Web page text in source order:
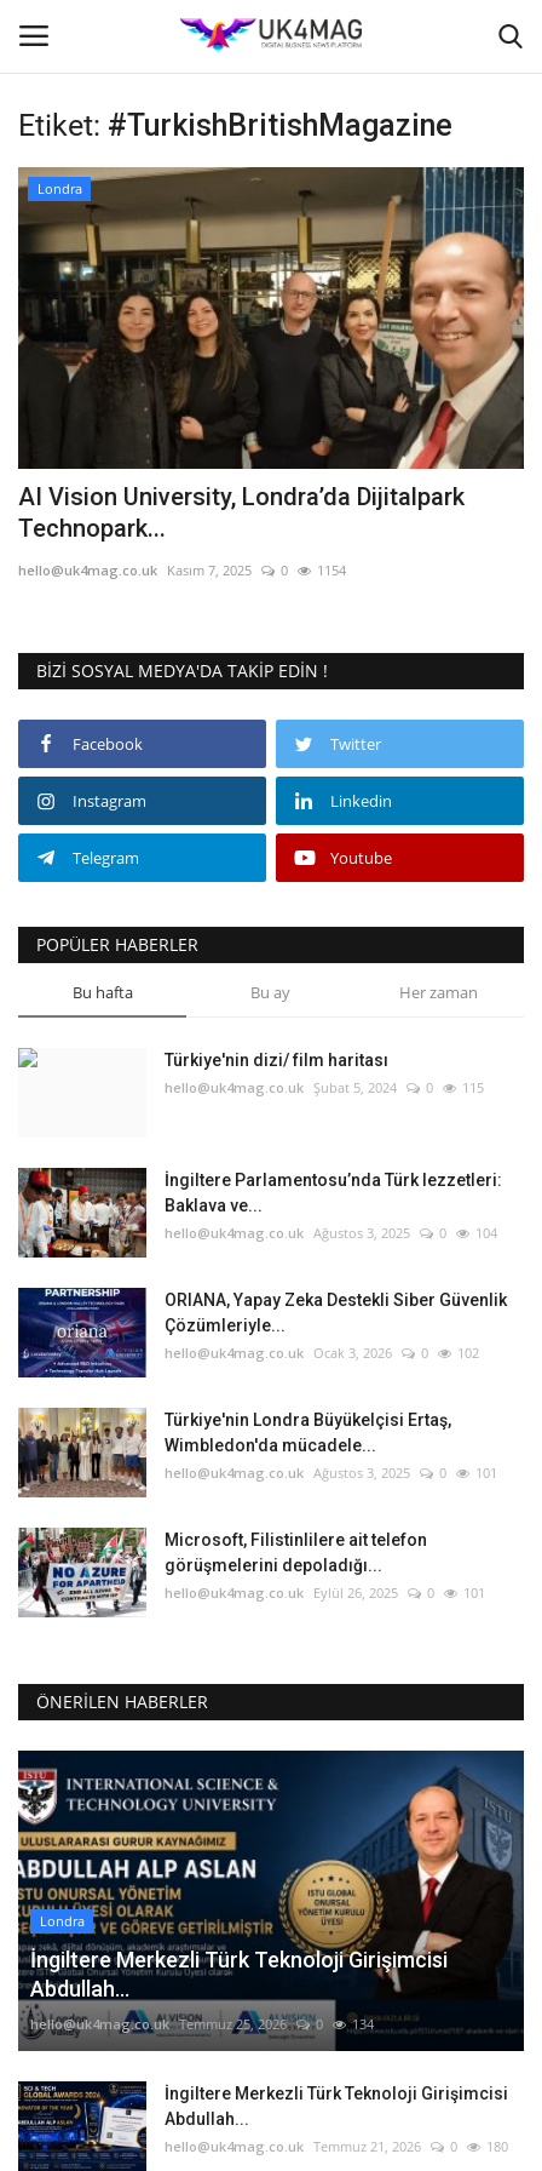
Giriş yapmak Kayıt ol
Ana Sayfa
İş Platformu
TVNET
İş İlanları
Seri İlanlar
İngiltere
İş & Ekonomi
Pazaryeri
Firma Rehberi
Restoranlar
Teknoloji
Hakkımızda
Galeri
Dilim
English Turkish
Etiket: #TurkishBritishMagazine
Londra
AI Vision University, Londra’da Dijitalpark
Technopark...
hello@uk4mag.co.uk Kasım 7, 2025 0 1154
BIZI SOSYAL MEDYA'DA TAKIP EDIN !
Facebook Twitter
Instagram Linkedin
Telegram Youtube
POPÜLER HABERLER
Bu hafta Bu ay Her zaman
Türkiye'nin dizi/ film haritası
hello@uk4mag.co.uk Şubat 5, 2024 0 115
İngiltere Parlamentosu’nda Türk lezzetleri:
Baklava ve...
hello@uk4mag.co.uk Ağustos 3, 2025 0 104
ORIANA, Yapay Zeka Destekli Siber Güvenlik
Çözümleriyle...
hello@uk4mag.co.uk Ocak 3, 2026 0 102
Türkiye'nin Londra Büyükelçisi Ertaş,
Wimbledon'da mücadele...
hello@uk4mag.co.uk Ağustos 3, 2025 0 101
Microsoft, Filistinlilere ait telefon
görüşmelerini depoladığı...
hello@uk4mag.co.uk Eylül 26, 2025 0 101
ÖNERILEN HABERLER
Londra
İngiltere Merkezli Türk Teknoloji Girişimcisi
Abdullah...
hello@uk4mag.co.uk Temmuz 25, 2026 0 134
İngiltere Merkezli Türk Teknoloji Girişimcisi
Abdullah...
hello@uk4mag.co.uk Temmuz 21, 2026 0 180